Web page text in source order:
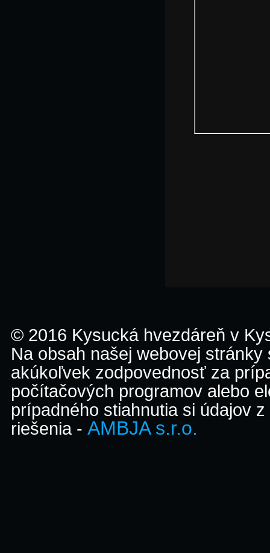
© 2016 Kysucká hvezdáreň v
Na obsah našej webovej
akúkoľvek zodpovednosť za
počítačových programov alebo
prípadného stiahnutia si údajov
riešenia - AMBJA s.r.o.